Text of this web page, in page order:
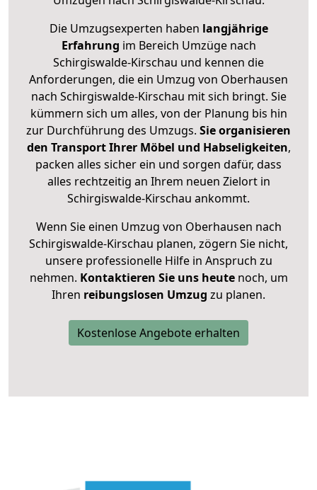
Die Umzugsexperten haben langjährige
Erfahrung im Bereich Umzüge nach
Schirgiswalde-Kirschau und kennen die
Anforderungen, die ein Umzug von Oberhausen
nach Schirgiswalde-Kirschau mit sich bringt. Sie
kümmern sich um alles, von der Planung bis hin
zur Durchführung des Umzugs. Sie organisieren
den Transport Ihrer Möbel und Habseligkeiten,
packen alles sicher ein und sorgen dafür, dass
alles rechtzeitig an Ihrem neuen Zielort in
Schirgiswalde-Kirschau ankommt.
Wenn Sie einen Umzug von Oberhausen nach
Schirgiswalde-Kirschau planen, zögern Sie nicht,
unsere professionelle Hilfe in Anspruch zu
nehmen. Kontaktieren Sie uns heutenoch, um
Ihren reibungslosen Umzug zu planen.
Kostenlose Angebote erhalten